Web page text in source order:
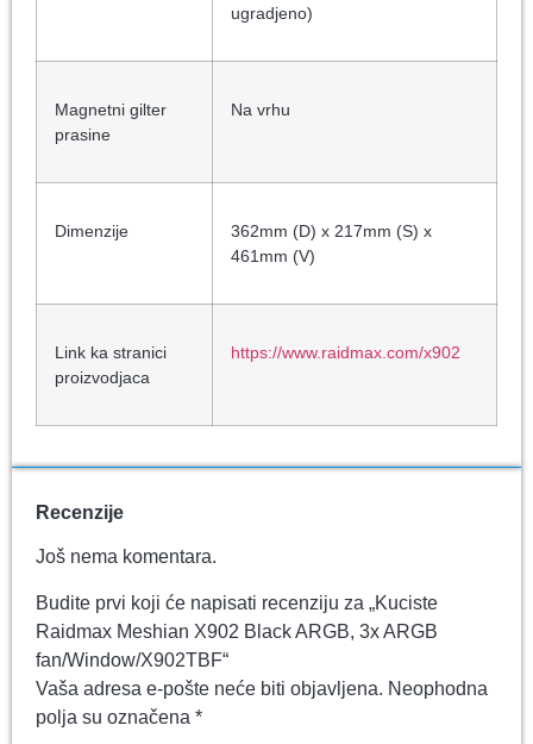
ugradjeno)
Magnetni gilter
prasine
Na vrhu
Dimenzije
362mm (D) x 217mm (S) x
461mm (V)
Link ka stranici
proizvodjaca
https://www.raidmax.com/x902
Recenzije
Još nema komentara.
Budite prvi koji će napisati recenziju za „Kuciste
Raidmax Meshian X902 Black ARGB, 3x ARGB
fan/Window/X902TBF“
Vaša adresa e-pošte neće biti objavljena. Neophodna
polja su označena *